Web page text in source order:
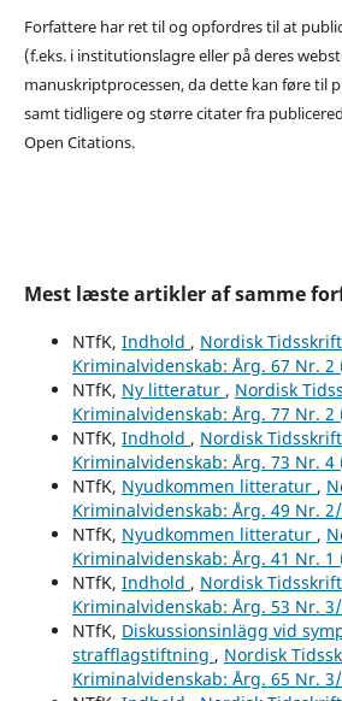
Forfattere har ret til og opfordres til at
(f.eks. i institutionslagre eller på deres
manuskriptprocessen, da dette kan føre til
samt tidligere og større citater fra
Open Citations.
Mest læste artikler af samme
NTfK, Indhold , Nordisk
Kriminalvidenskab: Årg. 67 Nr. 2
NTfK, Ny litteratur , Nordisk
Kriminalvidenskab: Årg. 77 Nr. 2
NTfK, Indhold , Nordisk
Kriminalvidenskab: Årg. 73 Nr. 4
NTfK, Nyudkommen litteratur ,
Kriminalvidenskab: Årg. 49 Nr.
NTfK, Nyudkommen litteratur ,
Kriminalvidenskab: Årg. 41 Nr. 1
NTfK, Indhold , Nordisk
Kriminalvidenskab: Årg. 53 Nr.
NTfK, Diskussionsinlägg vid
strafflagstiftning , Nordisk
Kriminalvidenskab: Årg. 65 Nr.